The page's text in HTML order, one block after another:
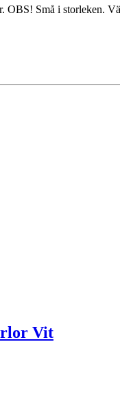
Små i storleken.
Vit